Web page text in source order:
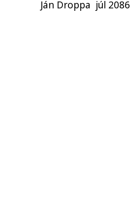
Ján Droppa júl 2086